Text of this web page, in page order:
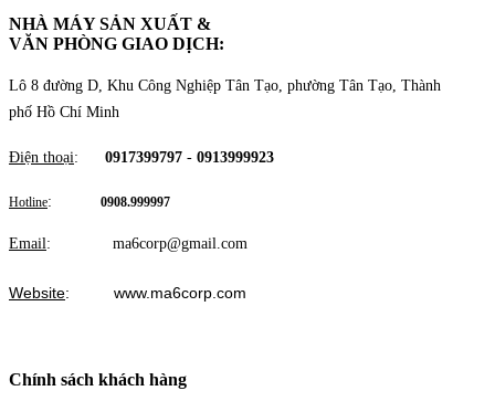
NHÀ MÁY SẢN XUẤT &
VĂN PHÒNG GIAO DỊCH:
Lô 8 đường D, Khu Công Nghiệp Tân Tạo, phường Tân Tạo, Thành
phố Hồ Chí Minh
Điện thoại: 0917399797 - 0913999923
Hotline: 0908.999997
Email: ma6corp@gmail.com
Website: www.ma6corp.com
Chính sách khách hàng